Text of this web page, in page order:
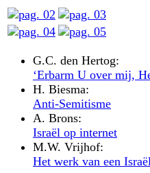
G.C. den Hertog:
‘Erbarm U over mij,
H. Biesma:
Anti-Semitisme
A. Brons:
Israël op internet
M.W. Vrijhof:
Het werk van een